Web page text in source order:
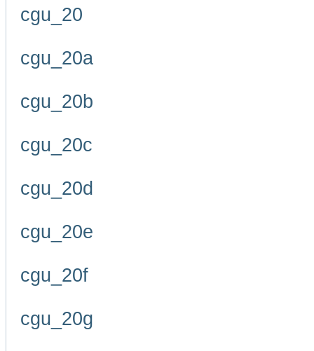
cgu_20
cgu_20a
cgu_20b
cgu_20c
cgu_20d
cgu_20e
cgu_20f
cgu_20g